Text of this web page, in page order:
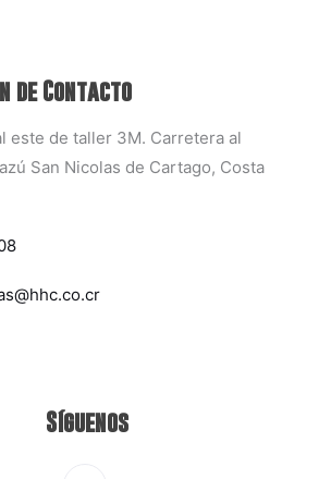
de Contacto
este de taller 3M. Carretera al
San Nicolas de Cartago, Costa
Síguenos